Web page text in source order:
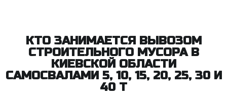
КТО ЗАНИМАЕТСЯ ВЫВОЗОМ
СТРОИТЕЛЬНОГО МУСОРА В
КИЕВСКОЙ ОБЛАСТИ
САМОСВАЛАМИ 5, 10, 15, 20, 25, 30 И
40 Т